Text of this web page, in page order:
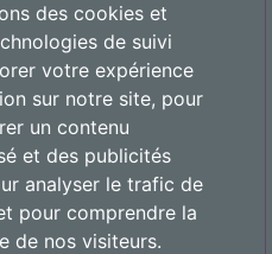
des cookies et
de suivi
votre expérience
sur notre site, pour
un contenu
et des publicités
analyser le trafic de
pour comprendre la
de nos visiteurs.